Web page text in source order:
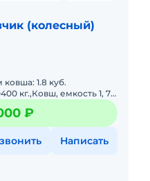
(колесный)
1.8 куб.
кг.,Ковш, емкость 1, 7
Weichai
₽
Написать